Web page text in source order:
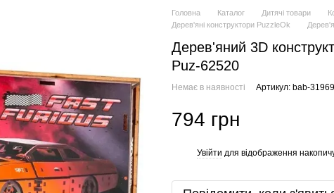
Головна Каталог Дитячі товари
Дерев'яні конструктори PuzzleOk
Дерев'яний 3D
Puz-62520
Немає в наявності Артикул: bab-
794 грн
Увійти для відображення